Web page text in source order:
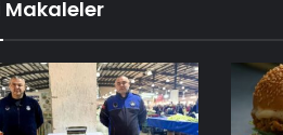
Makaleler